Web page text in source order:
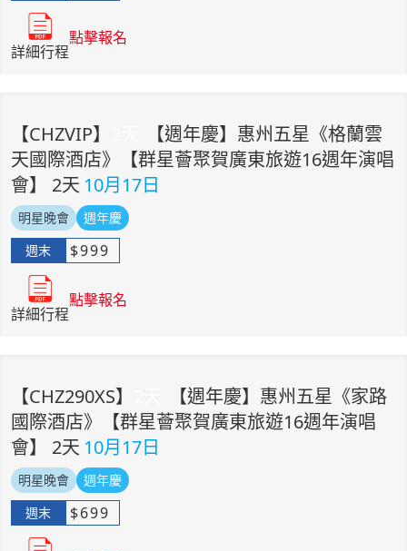
詳細行程
點擊報名
【CHZVIP】
【週年慶】惠州五星《格蘭雲
天國際酒店》【群星薈聚賀廣東旅遊16週年演唱
會】 2天 10月17日
明星晚會
週年慶
週末
$999
詳細行程
點擊報名
【CHZ290XS】
【週年慶】惠州五星《家路
國際酒店》【群星薈聚賀廣東旅遊16週年演唱
會】 2天 10月17日
明星晚會
週年慶
週末
$699